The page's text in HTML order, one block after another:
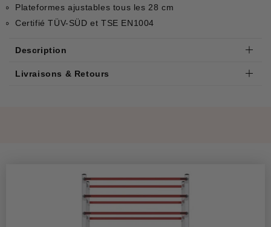
Plateformes ajustables tous les 28 cm
Certifié TÜV-SÜD et TSE EN1004
Description
Livraisons & Retours